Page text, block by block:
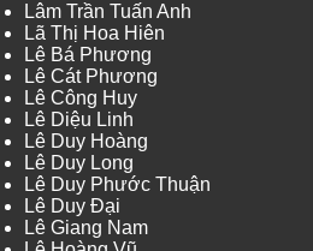
Lâm Trần Tuấn Anh
Lã Thị Hoa Hiên
Lê Bá Phương
Lê Cát Phương
Lê Công Huy
Lê Diệu Linh
Lê Duy Hoàng
Lê Duy Long
Lê Duy Phước Thuận
Lê Duy Đại
Lê Giang Nam